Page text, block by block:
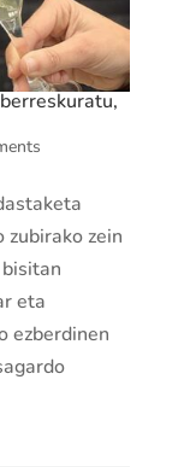
zubirako zein
eta
ezberdinen